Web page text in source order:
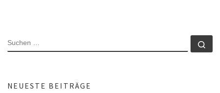
SUCHE
NEUESTE BEITRÄGE